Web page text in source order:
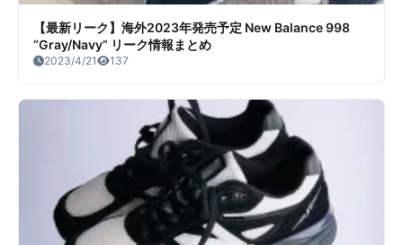
【最新リーク】海外2023年発売予定 New Balance 998
“Gray/Navy” リーク情報まとめ
2023/4/21 137